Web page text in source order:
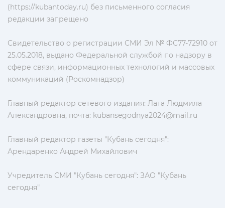
(https://kubantoday.ru) без письменного согласия
редакции запрещено
Свидетельство о регистрации СМИ Эл № ФС77-72910 от
25.05.2018, выдано Федеральной службой по надзору в
сфере связи, информационных технологий и массовых
коммуникаций (Роскомнадзор)
Главный редактор сетевого издания: Лата Людмила
Александровна, почта: kubansegodnya2024@mail.ru
Главный редактор газеты "Кубань сегодня":
Арендаренко Андрей Михайлович
Учредитель СМИ "Кубань сегодня": ЗАО "Кубань
сегодня"